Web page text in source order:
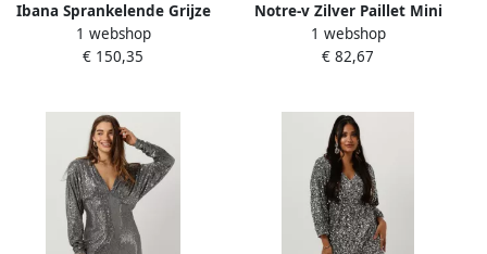
Ibana Sprankelende Grijze
Pailletten Mini Jurk Gray
Dames
1 webshop
€ 150,35
Notre-v Zilver Paillet Mini
Jurk Gray Dames
1 webshop
€ 82,67